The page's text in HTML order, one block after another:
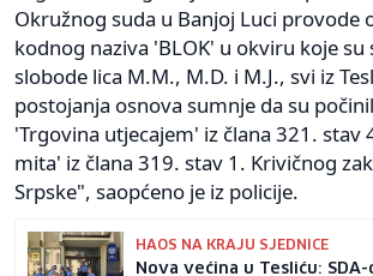
Okružnog suda u Banjoj Luci provode
kodnog naziva 'BLOK' u okviru koje su
slobode lica M.M., M.D. i M.J., svi iz
postojanja osnova sumnje da su
'Trgovina utjecajem' iz člana 321. stav
mita' iz člana 319. stav 1. Krivičnog
Srpske", saopćeno je iz policije.
HAOS NA KRAJU SJEDNICE
Nova većina u Tesliću: